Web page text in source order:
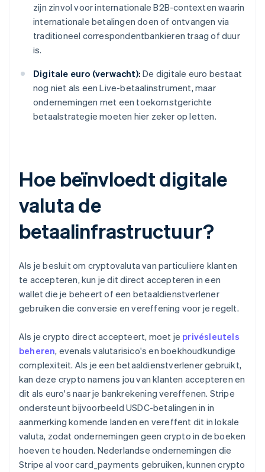
zijn zinvol voor internationale B2B-contexten waarin
internationale betalingen doen of ontvangen via
traditioneel correspondentbankieren traag of duur
is.
Digitale euro (verwacht): De digitale euro bestaat
nog niet als een Live-betaalinstrument, maar
ondernemingen met een toekomstgerichte
betaalstrategie moeten hier zeker op letten.
Hoe beïnvloedt digitale
valuta de
betaalinfrastructuur?
Als je besluit om cryptovaluta van particuliere klanten
te accepteren, kun je dit direct accepteren in een
wallet die je beheert of een betaaldienstverlener
gebruiken die conversie en vereffening voor je regelt.
Als je crypto direct accepteert, moet je privésleutels
beheren, evenals valutarisico's en boekhoudkundige
complexiteit. Als je een betaaldienstverlener gebruikt,
kan deze crypto namens jou van klanten accepteren en
dit als euro's naar je bankrekening vereffenen. Stripe
ondersteunt bijvoorbeeld USDC-betalingen in in
aanmerking komende landen en vereffent dit in lokale
valuta, zodat ondernemingen geen crypto in de boeken
hoeven te houden. Nederlandse ondernemingen die
Stripe al voor card_payments gebruiken, kunnen crypto